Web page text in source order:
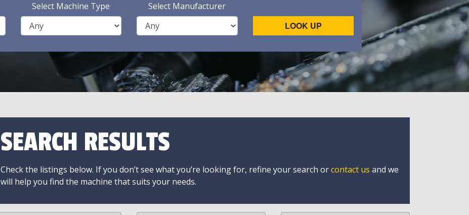
Select Machine Type Select Manufacturer
LOOK UP
SEARCH RESULTS
Check the listings below. If you don’t see what you’re looking for, refine your search orcontact us and we
will help you find the machine that suits your needs.